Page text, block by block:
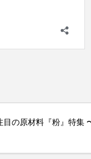
の原材料『粉』特集